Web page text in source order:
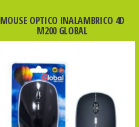
MOUSE OPTICO INALAMBRICO 4D
M200 GLOBAL